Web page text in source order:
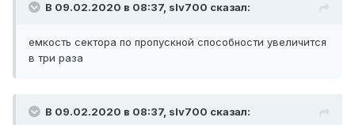
В 09.02.2020 в 08:37, slv700 сказал:
емкость сектора по пропускной способности увеличится
в три раза
В 09.02.2020 в 08:37, slv700 сказал: